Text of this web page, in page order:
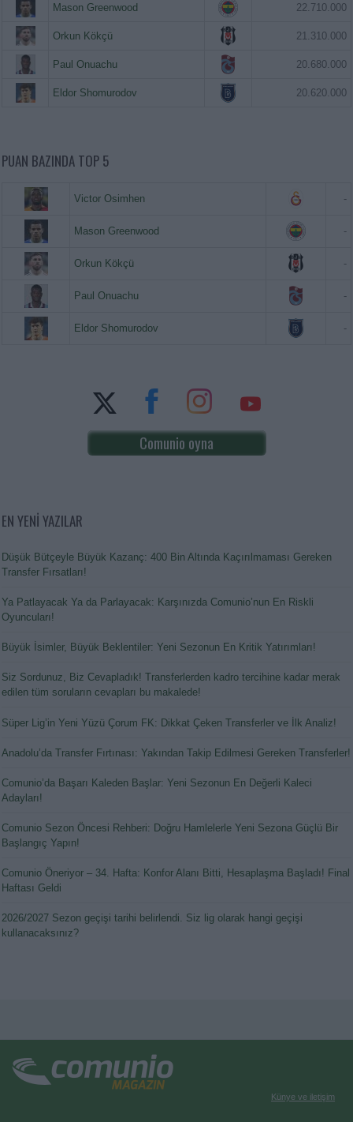
Mason Greenwood 22.710.000
Orkun Kökçü 21.310.000
Paul Onuachu 20.680.000
Eldor Shomurodov 20.620.000
PUAN BAZINDA TOP 5
Victor Osimhen -
Mason Greenwood -
Orkun Kökçü -
Paul Onuachu -
Eldor Shomurodov -
Comunio oyna
EN YENİ YAZILAR
Düşük Bütçeyle Büyük Kazanç: 400 Bin Altında Kaçırılmaması Gereken
Transfer Fırsatları!
Ya Patlayacak Ya da Parlayacak: Karşınızda Comunio’nun En Riskli
Oyuncuları!
Büyük İsimler, Büyük Beklentiler: Yeni Sezonun En Kritik Yatırımları!
Siz Sordunuz, Biz Cevapladık! Transferlerden kadro tercihine kadar merak
edilen tüm soruların cevapları bu makalede!
Süper Lig’in Yeni Yüzü Çorum FK: Dikkat Çeken Transferler ve İlk Analiz!
Anadolu’da Transfer Fırtınası: Yakından Takip Edilmesi Gereken Transferler!
Comunio’da Başarı Kaleden Başlar: Yeni Sezonun En Değerli Kaleci
Adayları!
Comunio Sezon Öncesi Rehberi: Doğru Hamlelerle Yeni Sezona Güçlü Bir
Başlangıç Yapın!
Comunio Öneriyor – 34. Hafta: Konfor Alanı Bitti, Hesaplaşma Başladı! Final
Haftası Geldi
2026/2027 Sezon geçişi tarihi belirlendi. Siz lig olarak hangi geçişi
kullanacaksınız?
Künye ve iletişim